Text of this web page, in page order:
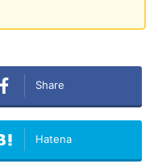
Share
Hatena